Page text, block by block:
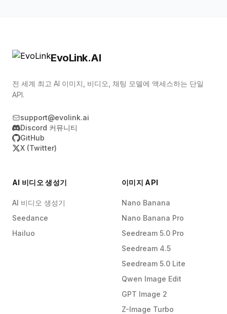
nano-banana-2-beta에서 nano-banana-2로 변경
하세요.공식 버전은 99.9% uptime을 보장하며
EvoLink.AI
전 세계 최고 AI 이미지, 비디오, 채팅 모델에 액세스하는 단일
API.
support@evolink.ai
Discord 커뮤니티
GitHub
X (Twitter)
AI 비디오 생성기
AI 비디오 생성기
Seedance
Hailuo
이미지 API
Nano Banana
Nano Banana Pro
Seedream 5.0 Pro
Seedream 4.5
Seedream 5.0 Lite
Qwen Image Edit
GPT Image 2
Z-Image Turbo